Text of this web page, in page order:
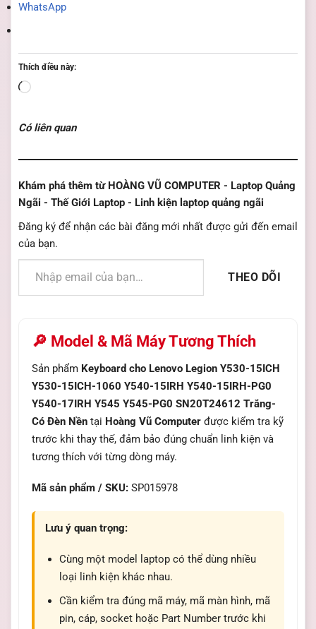
WhatsApp
Thích điều này:
Đang
Có liên quan
Khám phá thêm từ HOÀNG VŨ COMPUTER - Laptop Quảng
Ngãi - Thế Giới Laptop - Linh kiện laptop quảng ngãi
Đăng ký để nhận các bài đăng mới nhất được gửi đến email
của bạn.
Nhập email của bạn…
THEO DÕI
🔎 Model & Mã Máy Tương Thích
Sản phẩm Keyboard cho Lenovo Legion Y530-15ICH
Y530-15ICH-1060 Y540-15IRH Y540-15IRH-PG0
Y540-17IRH Y545 Y545-PG0 SN20T24612 Trắng-
Có Đèn Nền tại Hoàng Vũ Computer được kiểm tra kỹ
trước khi thay thế, đảm bảo đúng chuẩn linh kiện và
tương thích với từng dòng máy.
Mã sản phẩm / SKU: SP015978
Lưu ý quan trọng:
Cùng một model laptop có thể dùng nhiều
loại linh kiện khác nhau.
Cần kiểm tra đúng mã máy, mã màn hình, mã
pin, cáp, socket hoặc Part Number trước khi